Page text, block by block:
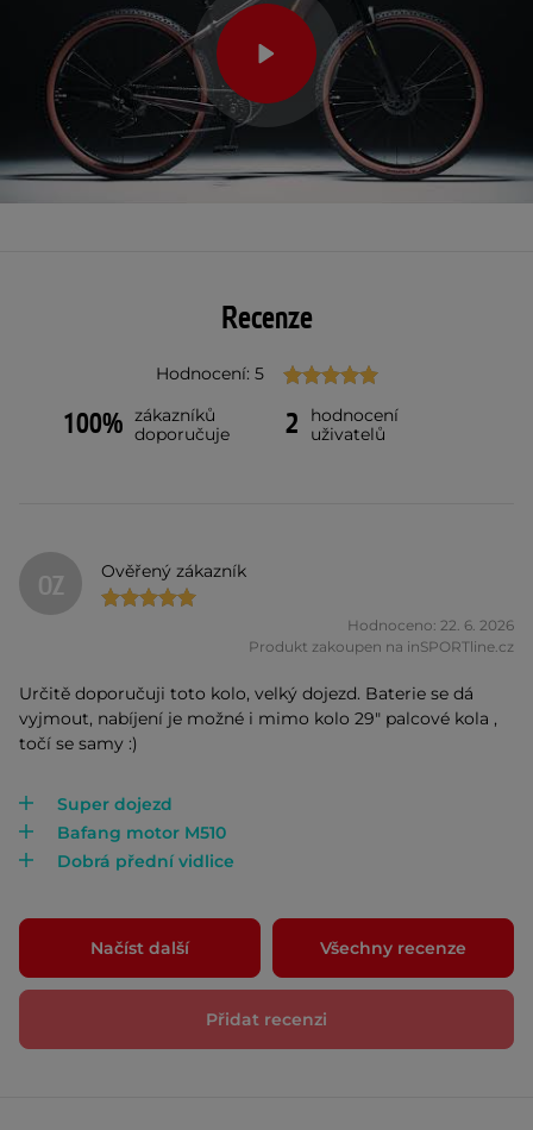
Recenze
Hodnocení: 5
100% zákazníků
doporučuje
2
hodnocení
uživatelů
OZ Ověřený zákazník
Hodnoceno: 22. 6. 2026
Produkt zakoupen na inSPORTline.cz
Určitě doporučuji toto kolo, velký dojezd. Baterie se dá
vyjmout, nabíjení je možné i mimo kolo 29" palcové kola ,
točí se samy :)
Super dojezd
Bafang motor M510
Dobrá přední vidlice
Načíst další Všechny recenze
Přidat recenzi